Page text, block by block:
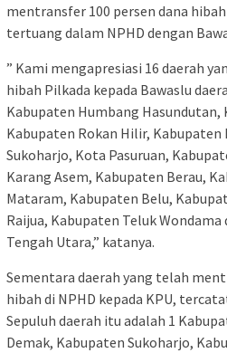
mentransfer 100 persen dana
tertuang dalam NPHD dengan
” Kami mengapresiasi 16 daerah
hibah Pilkada kepada Bawaslu
Kabupaten Humbang Hasundutan,
Kabupaten Rokan Hilir, Kabupaten
Sukoharjo, Kota Pasuruan,
Karang Asem, Kabupaten Berau,
Mataram, Kabupaten Belu,
Raijua, Kabupaten Teluk
Tengah Utara,” katanya.
Sementara daerah yang telah
hibah di NPHD kepada KPU,
Sepuluh daerah itu adalah 1
Demak, Kabupaten Sukoharjo,